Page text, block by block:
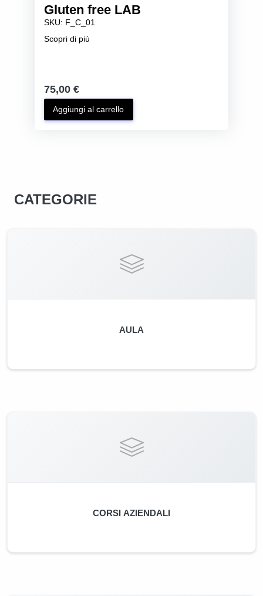
Gluten free LAB
SKU: F_C_01
Scopri di più
75,00 €
Aggiungi al carrello
CATEGORIE
AULA
CORSI AZIENDALI